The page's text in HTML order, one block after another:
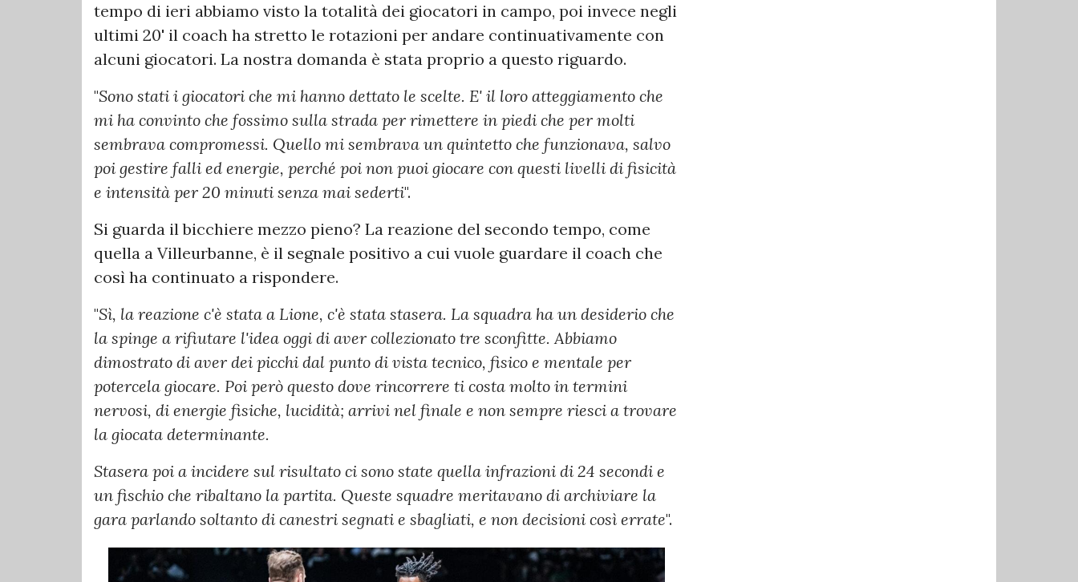
tempo di ieri abbiamo visto la totalità dei giocatori in campo, poi invece negli
ultimi 20' il coach ha stretto le rotazioni per andare continuativamente con
alcuni giocatori. La nostra domanda è stata proprio a questo riguardo.
"Sono stati i giocatori che mi hanno dettato le scelte. E' il loro atteggiamento che
mi ha convinto che fossimo sulla strada per rimettere in piedi che per molti
sembrava compromessi. Quello mi sembrava un quintetto che funzionava, salvo
poi gestire falli ed energie, perché poi non puoi giocare con questi livelli di fisicità
e intensità per 20 minuti senza mai sederti".
Si guarda il bicchiere mezzo pieno? La reazione del secondo tempo, come
quella a Villeurbanne, è il segnale positivo a cui vuole guardare il coach che
così ha continuato a rispondere.
"Sì, la reazione c'è stata a Lione, c'è stata stasera. La squadra ha un desiderio che
la spinge a rifiutare l'idea oggi di aver collezionato tre sconfitte. Abbiamo
dimostrato di aver dei picchi dal punto di vista tecnico, fisico e mentale per
potercela giocare. Poi però questo dove rincorrere ti costa molto in termini
nervosi, di energie fisiche, lucidità; arrivi nel finale e non sempre riesci a trovare
la giocata determinante.
Stasera poi a incidere sul risultato ci sono state quella infrazioni di 24 secondi e
un fischio che ribaltano la partita. Queste squadre meritavano di archiviare la
gara parlando soltanto di canestri segnati e sbagliati, e non decisioni così errate".